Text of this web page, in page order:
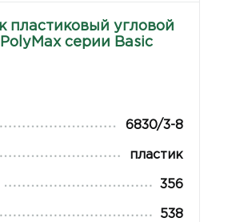
пластиковый угловой
серии Basic
6830/3-8
пластик
356
538